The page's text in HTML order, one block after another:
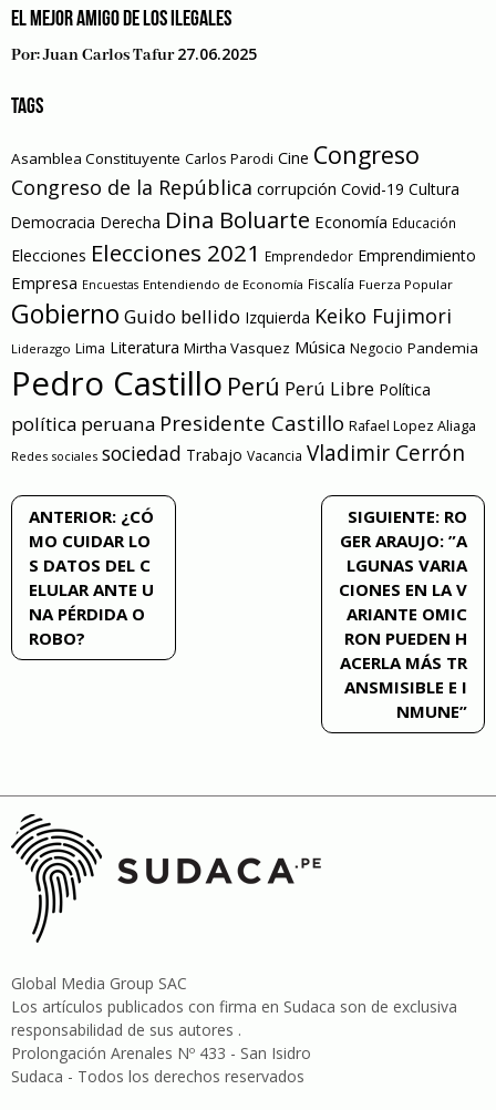
EL MEJOR AMIGO DE LOS ILEGALES
Por:Juan Carlos Tafur 27.06.2025
TAGS
Asamblea Constituyente Carlos Parodi Cine Congreso
Congreso de la República corrupción Covid-19 Cultura
Democracia Derecha Dina Boluarte Economía Educación
Elecciones Elecciones 2021 Emprendedor Emprendimiento
Empresa Encuestas Entendiendo de Economía Fiscalía Fuerza Popular
Gobierno Guido bellido Izquierda Keiko Fujimori
Liderazgo Lima Literatura Mirtha Vasquez Música Negocio Pandemia
Pedro Castillo Perú Perú Libre Política
política peruana Presidente Castillo Rafael Lopez Aliaga
Redes sociales sociedad Trabajo Vacancia Vladimir Cerrón
Navegación
de
entradas
ANTERIOR: ¿CÓ
MO CUIDAR LO
S DATOS DEL C
ELULAR ANTE U
NA PÉRDIDA O
ROBO?
SIGUIENTE: RO
GER ARAUJO: ”A
LGUNAS VARIA
CIONES EN LA V
ARIANTE OMIC
RON PUEDEN H
ACERLA MÁS TR
ANSMISIBLE E I
NMUNE”
Global Media Group SAC
Los artículos publicados con firma en Sudaca son de exclusiva
responsabilidad de sus autores .
Prolongación Arenales Nº 433 - San Isidro
Sudaca - Todos los derechos reservados